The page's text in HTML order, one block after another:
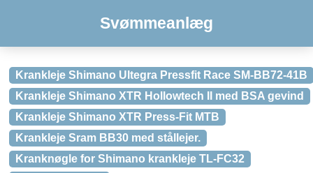
Svømmeanlæg
Krankleje Shimano Ultegra Pressfit Race SM-BB72-41B
Krankleje Shimano XTR Hollowtech II med BSA gevind
Krankleje Shimano XTR Press-Fit MTB
Krankleje Sram BB30 med stållejer.
Kranknøgle for Shimano krankleje TL-FC32